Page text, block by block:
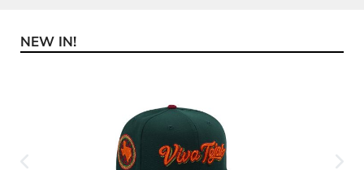
Produktgalerie überspringen
NEW IN!